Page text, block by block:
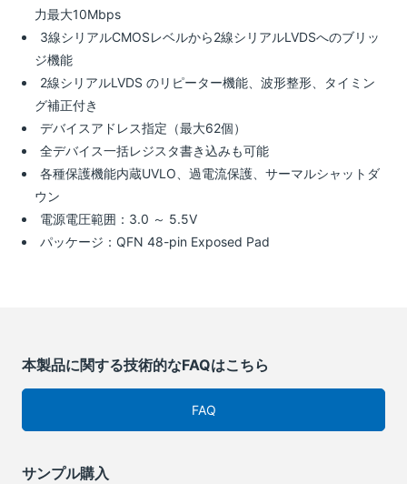
力最大10Mbps
3線シリアルCMOSレベルから2線シリアルLVDSへのブリッ
ジ機能
2線シリアルLVDS のリピーター機能、波形整形、タイミン
グ補正付き
デバイスアドレス指定（最大62個）
全デバイス一括レジスタ書き込みも可能
各種保護機能内蔵UVLO、過電流保護、サーマルシャットダ
ウン
電源電圧範囲：3.0 ～ 5.5V
パッケージ：QFN 48-pin Exposed Pad
本製品に関する技術的なFAQはこちら
FAQ
サンプル購入